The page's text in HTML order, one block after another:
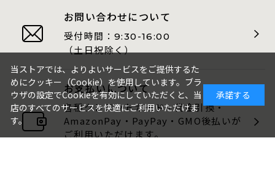
お問い合わせについて
受付時間： 9:30-16:00
（土日祝除く）
お支払いについて
各種クレジットカード・代金引換・
AmazonPay・PayPay・GMO後払いが
ご利用いただけます。
当ストアでは、よりよいサービスをご提供するた
めにクッキー（Cookie）を使用しています。ブラ
ウザの設定でCookieを有効にしていただくと、当
店のすべてのサービスを快適にご利用いただけま
す。
承諾する